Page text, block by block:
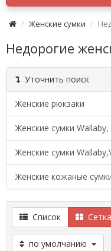
Женские сумки
Недорогие
Уточнить поиск
Женские рюкзаки
Женские сумки
Женские сумки
Женские кожаные
Список Сетка
по умолчанию